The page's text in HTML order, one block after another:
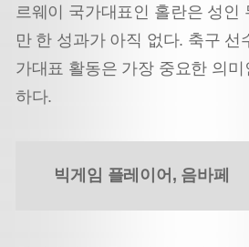
르웨이 국가대표인 홀란은 성인
만 한 성과가 아직 없다. 축구 선
가대표 활동은 가장 중요한 의
하다.
빅게임 플레이어, 음바페